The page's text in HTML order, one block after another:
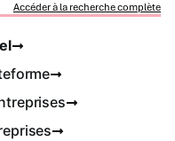
Accéder à la recherche complète